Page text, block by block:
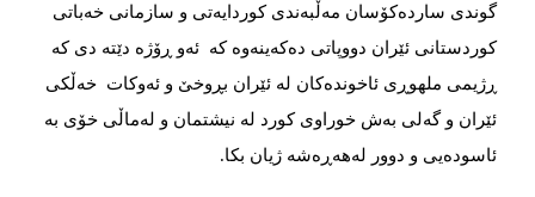
گوندی ساردەكۆسان مەڵبەندی كوردایەتی و سازمانی خەباتی
كوردستانی ئێران دووپاتی دەكەینەوە كە ئەو ڕۆژە دێتە دی كە
ڕژیمی ملهوڕی ئاخوندەكان لە ئێران بڕوخێ‌ و ئەوكات خەڵكی
ئێران و گەلی بەش خوراوی كورد لە نیشتمان و لەماڵی خۆی بە
ئاسودەیی و دوور لەهەڕەشە ژیان بكا.